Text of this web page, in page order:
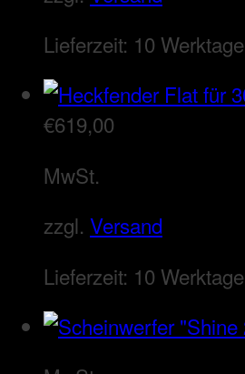
Lieferzeit: 10 Werktage
€619,00
MwSt.
zzgl. Versand
Lieferzeit: 10 Werktage